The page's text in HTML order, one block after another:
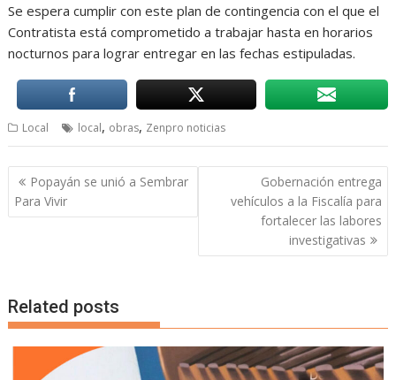
Se espera cumplir con este plan de contingencia con el que el
Contratista está comprometido a trabajar hasta en horarios
nocturnos para lograr entregar en las fechas estipuladas.
Local local, obras, Zenpro noticias
Navegación
de
entradas
Popayán se unió a Sembrar
Para Vivir
Gobernación entrega
vehículos a la Fiscalía para
fortalecer las labores
investigativas
Related posts